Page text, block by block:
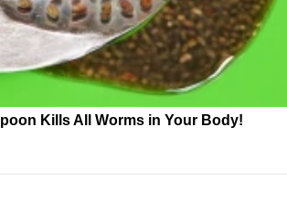
Kills All Worms in Your Body!